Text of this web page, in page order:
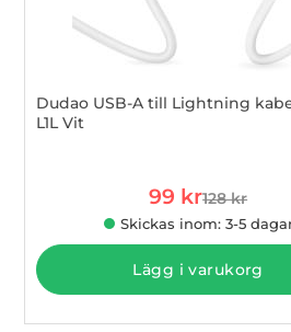
Dudao USB-A till Lightning
L1L Vit
rea pris
99 krtidigare pris
128 kr
Skickas inom: 3-5
Lägg i varukorg